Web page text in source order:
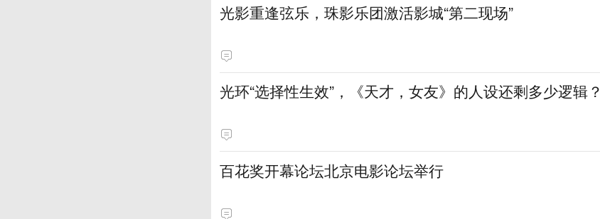
光影重逢弦乐，珠影乐团激活影城“第二现场”
光环“选择性生效”，《天才，女友》的人设还剩多少逻辑？
百花奖开幕论坛北京电影论坛举行